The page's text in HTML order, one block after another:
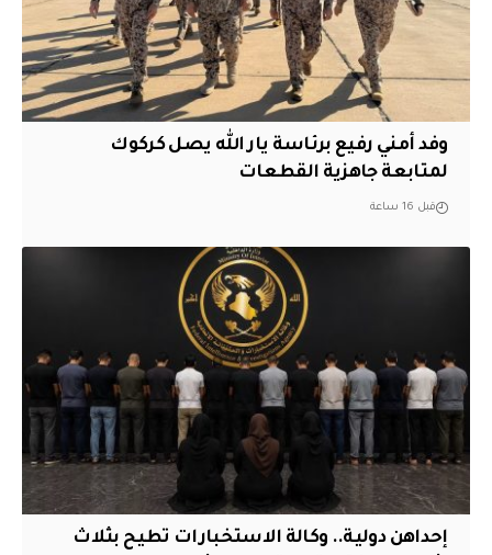
وفد أمني رفيع برئاسة يار الله يصل كركوك
لمتابعة جاهزية القطعات
قبل 16 ساعة
إحداهن دولية.. وكالة الاستخبارات تطيح بثلاث